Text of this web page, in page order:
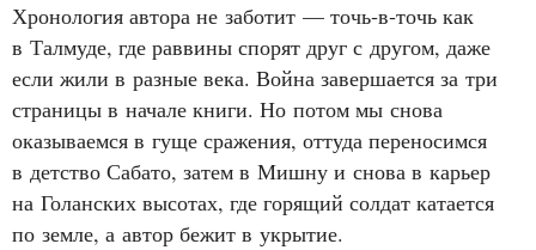
Хронология автора не заботит — точь‑в‑точь как
в Талмуде, где раввины спорят друг с другом, даже
если жили в разные века. Война завершается за три
страницы в начале книги. Но потом мы снова
оказываемся в гуще сражения, оттуда переносимся
в детство Сабато, затем в Мишну и снова в карьер
на Голанских высотах, где горящий солдат катается
по земле, а автор бежит в укрытие.